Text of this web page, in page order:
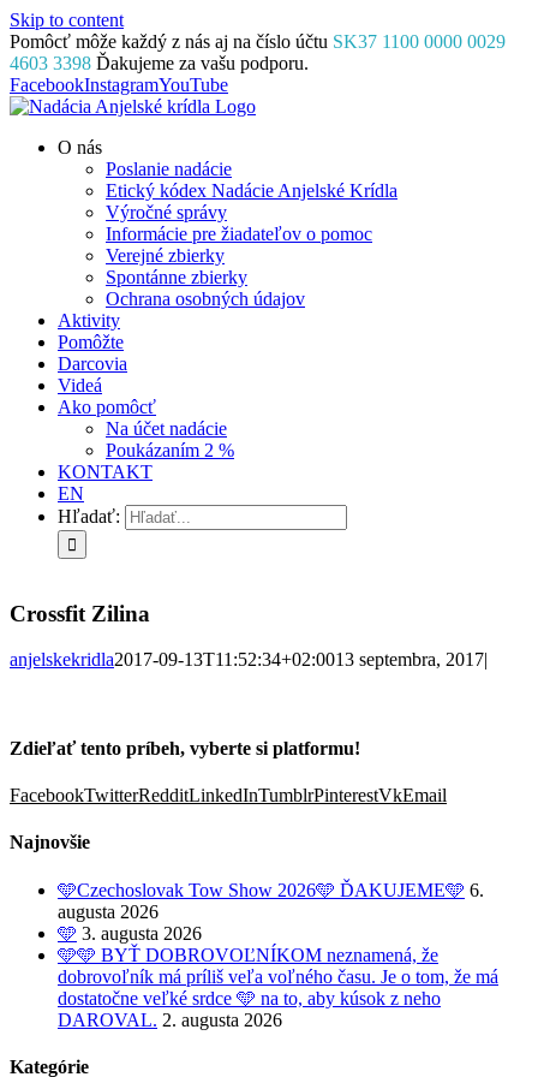
Skip to content
Pomôcť môže každý z nás aj na číslo účtu SK37 1100 0000 0029
4603 3398 Ďakujeme za vašu podporu.
FacebookInstagramYouTube
O nás
Poslanie nadácie
Etický kódex Nadácie Anjelské Krídla
Výročné správy
Informácie pre žiadateľov o pomoc
Verejné zbierky
Spontánne zbierky
Ochrana osobných údajov
Aktivity
Pomôžte
Darcovia
Videá
Ako pomôcť
Na účet nadácie
Poukázaním 2 %
KONTAKT
EN
Hľadať:
Crossfit Zilina
anjelskekridla2017-09-13T11:52:34+02:0013 septembra, 2017|
Zdieľať tento príbeh, vyberte si platformu!
FacebookTwitterRedditLinkedInTumblrPinterestVkEmail
Najnovšie
🩵Czechoslovak Tow Show 2026🩵 ĎAKUJEME🩵 6.
augusta 2026
🩵 3. augusta 2026
🩵🩵 BYŤ DOBROVOĽNÍKOM neznamená, že
dobrovoľník má príliš veľa voľného času. Je o tom, že má
dostatočne veľké srdce 🩵 na to, aby kúsok z neho
DAROVAL. 2. augusta 2026
Kategórie